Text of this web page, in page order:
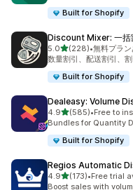
Built for Shopify
Discount Mixer: 一括
5.05つ星中
(228)
合計レビュー数：228件
•無料プラン
数量割引、配送割引、
Built for Shopify
Dealeasy: Volume
4.95つ星中
(585)
合計レビュー数：585件
•Free to
Bundles for Quantity
Built for Shopify
Regios Automatic
4.95つ星中
(173)
合計レビュー数：173件
•Free trial
Boost sales with